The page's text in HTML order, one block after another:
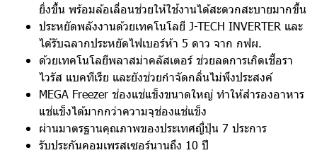
ยิ่งขึ้น พร้อมล้อเลื่อนช่วยให้ใช้งานได้สะดวกสะบายมากขึ้น
ประหยัดพลังงานด้วยเทคโนโลยี J-TECH INVERTER และ
ได้รับฉลากประหยัดไฟเบอร์ห้า 5 ดาว จาก กฟผ.
ด้วยเทคโนโลยีพลาสม่าคลัสเตอร์ ช่วยลดการเกิดเชื้อรา
ไวรัส แบคทีเรีย และยังช่วยกำจัดกลิ่นไม่พึงประสงค์
MEGA Freezer ช่องแช่แข็งขนาดใหญ่ ทำให้สำรองอาหาร
แช่แข็งได้มากกว่าความจุช่องแช่แข็ง
ผ่านมาตรฐานคุณภาพของประเทศญี่ปุ่น 7 ประการ
รับประกันคอมเพรสเซอร์นานถึง 10 ปี